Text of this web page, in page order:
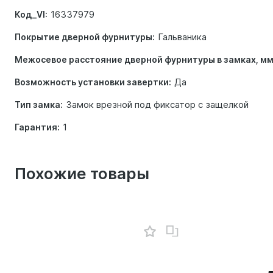
Код_VI: 16337979
Покрытие дверной фурнитуры: Гальваника
Межосевое расстояние дверной фурнитуры в замках,
Возможность установки завертки: Да
Тип замка: Замок врезной под фиксатор с защелкой
Гарантия: 1
Похожие товары